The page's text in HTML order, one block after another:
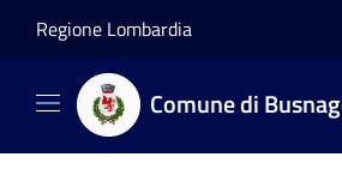
Regione Lombardia
Comune di